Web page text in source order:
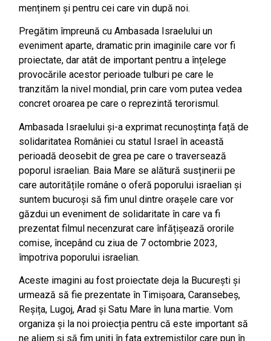
menținem și pentru cei care vin după noi.
Pregătim împreună cu Ambasada Israelului un
eveniment aparte, dramatic prin imaginile care vor fi
proiectate, dar atât de important pentru a înțelege
provocările acestor perioade tulburi pe care le
tranzităm la nivel mondial, prin care vom putea vedea
concret oroarea pe care o reprezintă terorismul.
Ambasada Israelului și-a exprimat recunoștința față de
solidaritatea României cu statul Israel în această
perioadă deosebit de grea pe care o traversează
poporul israelian. Baia Mare se alătură susținerii pe
care autoritățile române o oferă poporului israelian și
suntem bucuroși să fim unul dintre orașele care vor
găzdui un eveniment de solidaritate în care va fi
prezentat filmul necenzurat care înfățișează ororile
comise, începând cu ziua de 7 octombrie 2023,
împotriva poporului israelian.
Aceste imagini au fost proiectate deja la București și
urmează să fie prezentate în Timișoara, Caransebeș,
Reșița, Lugoj, Arad și Satu Mare în luna martie. Vom
organiza și la noi proiecția pentru că este important să
ne aliem și să fim uniți în fața extremiștilor care pun în